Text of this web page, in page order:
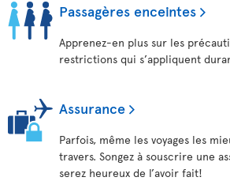
Passagères enceintes
Apprenez-en plus sur les
restrictions qui s’appliquent
Assurance
Parfois, même les voyages les
travers. Songez à souscrire une
serez heureux de l’avoir fait!